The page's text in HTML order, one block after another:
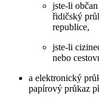
jste-li
řidičský
republice,
jste-li
nebo
a elektronický
papírový průkaz